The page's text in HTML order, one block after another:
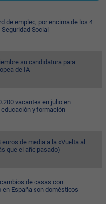
de empleo, por encima de los 4
Social
su candidatura para
de IA
vacantes en julio en
educación y formación
de media a la «Vuelta al
que el año pasado)
de casas con
en España son domésticos